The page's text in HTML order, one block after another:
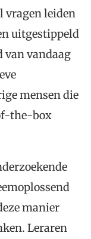
vragen leiden
uitgestippeld
van vandaag
mensen die
the-box
manier
Leraren